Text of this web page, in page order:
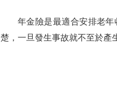
年金險是最適合安排老
楚，一旦發生事故就不至於產